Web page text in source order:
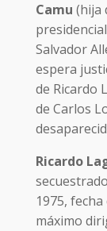
Camu (hija
Salvador
espera
de Ricardo
de Carlos
Ricardo
1975,
máximo